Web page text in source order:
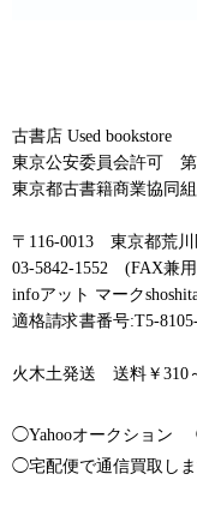
古書店 Used bookstore
東京公安委員会許可 第
東京都古書籍商業協同
〒116-0013 東京都荒
03-5842-1552 (FAX兼
infoアット マーク
適格請求書番号:T5-
火木土発送 送料￥310
◯Yahooオークション
◯宅配便で通信買取し